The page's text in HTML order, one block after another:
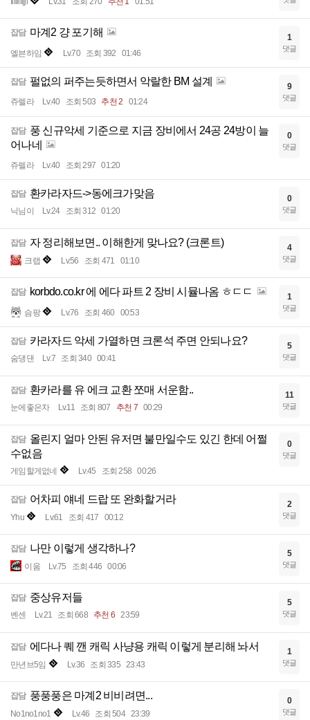
잡담 마계2 걍 포기해
엘븐하임 Lv.70 조회 392 01:46
1
댓글
잡담 펄없의 퍼주는듯하면서 악랄한 BM 설계
쥬렐라 Lv.40 조회 503 추천 2 01:24
9
댓글
잡담 풍 신규악세 기준으로 지금 장비에서 24공 24방이 늘
어나네
쥬렐라 Lv.40 조회 297 01:20
0
댓글
잡담 환카라자드->동에크가맞음
닉님이 Lv.24 조회 312 01:20
0
댓글
잡담 자 정리해보면.. 이해한게 맞나요? (크론트)
크랩 Lv.56 조회 471 01:10
4
댓글
잡담 korbdo.co.kr 에 에다 파트 2 장비 시뮬나옴 ㅎㄷㄷ
슴팡 Lv.76 조회 460 00:53
1
댓글
잡담 카라자드 악세 가열하면 크론석 주면 안되나요?
숨댕댄 Lv.7 조회 340 00:41
5
댓글
잡담 환카라를 유 에크 교환 쪼매 서운함..
눈에좋은차 Lv.11 조회 807 추천 7 00:29
11
댓글
잡담 올린지 얼마 안된 유저면 불만일수도 있긴 한데 어쩔
수없음
게임할게없네 Lv.45 조회 258 00:26
0
댓글
잡담 어차피 얘네 드랍 또 완화할거라
Yhu Lv.61 조회 417 00:12
2
댓글
잡담 나만 이렇게 생각하나?
이움 Lv.75 조회 446 00:06
5
댓글
잡담 중상유저들
벤센 Lv.21 조회 668 추천 6 23:59
5
댓글
잡담 에다나 퀘 깬 캐릭 사냥용 캐릭 이렇게 분리해 놔서
만년브5임 Lv.36 조회 335 23:43
1
댓글
잡담 풍풍풍은 마계2 비비려면...
No1no1no1 Lv.46 조회 504 23:39
0
댓글